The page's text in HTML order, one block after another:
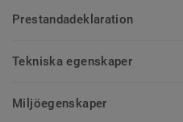
Prestandadeklaration
Tekniska egenskaper
Miljöegenskaper